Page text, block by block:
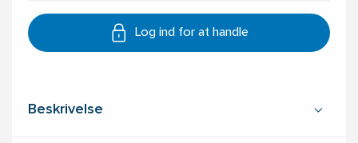
Log ind for at handle
Beskrivelse